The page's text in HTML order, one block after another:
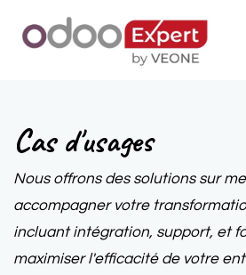
Cas d'usages
Nous offrons des solutions sur
accompagner votre
incluant intégration, support, et
maximiser l'efficacité de votre